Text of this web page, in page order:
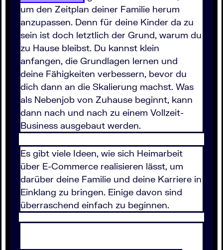
um den Zeitplan deiner Familie herum
anzupassen. Denn für deine Kinder da zu
sein ist doch letztlich der Grund, warum du
zu Hause bleibst. Du kannst klein
anfangen, die Grundlagen lernen und
deine Fähigkeiten verbessern, bevor du
dich dann an die Skalierung machst. Was
als Nebenjob von Zuhause beginnt, kann
dann nach und nach zu einem Vollzeit-
Business ausgebaut werden.
Es gibt viele Ideen, wie sich Heimarbeit
über E-Commerce realisieren lässt, um
darüber deine Familie und deine Karriere in
Einklang zu bringen. Einige davon sind
überraschend einfach zu beginnen.